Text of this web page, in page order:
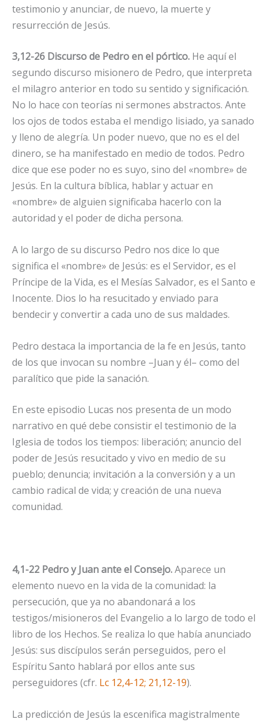
testimonio y anunciar, de nuevo, la muerte y
resurrección de Jesús.
3,12-26 Discurso de Pedro en el pórtico. He aquí el
segundo discurso misionero de Pedro, que interpreta
el milagro anterior en todo su sentido y significación.
No lo hace con teorías ni sermones abstractos. Ante
los ojos de todos estaba el mendigo lisiado, ya sanado
y lleno de alegría. Un poder nuevo, que no es el del
dinero, se ha manifestado en medio de todos. Pedro
dice que ese poder no es suyo, sino del «nombre» de
Jesús. En la cultura bíblica, hablar y actuar en
«nombre» de alguien significaba hacerlo con la
autoridad y el poder de dicha persona.
A lo largo de su discurso Pedro nos dice lo que
significa el «nombre» de Jesús: es el Servidor, es el
Príncipe de la Vida, es el Mesías Salvador, es el Santo e
Inocente. Dios lo ha resucitado y enviado para
bendecir y convertir a cada uno de sus maldades.
Pedro destaca la importancia de la fe en Jesús, tanto
de los que invocan su nombre –Juan y él– como del
paralítico que pide la sanación.
En este episodio Lucas nos presenta de un modo
narrativo en qué debe consistir el testimonio de la
Iglesia de todos los tiempos: liberación; anuncio del
poder de Jesús resucitado y vivo en medio de su
pueblo; denuncia; invitación a la conversión y a un
cambio radical de vida; y creación de una nueva
comunidad.
4,1-22 Pedro y Juan ante el Consejo.Aparece un
elemento nuevo en la vida de la comunidad: la
persecución, que ya no abandonará a los
testigos/misioneros del Evangelio a lo largo de todo el
libro de los Hechos. Se realiza lo que había anunciado
Jesús: sus discípulos serán perseguidos, pero el
Espíritu Santo hablará por ellos ante sus
perseguidores (cfr. Lc 12,4-12; 21,12-19).
La predicción de Jesús la escenifica magistralmente